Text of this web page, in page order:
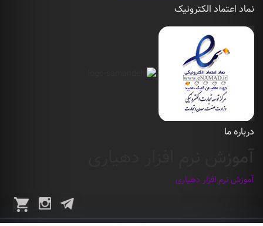
نماد اعتماد الکترونیک
درباره ما
آموزش نرم افزار دهیاری